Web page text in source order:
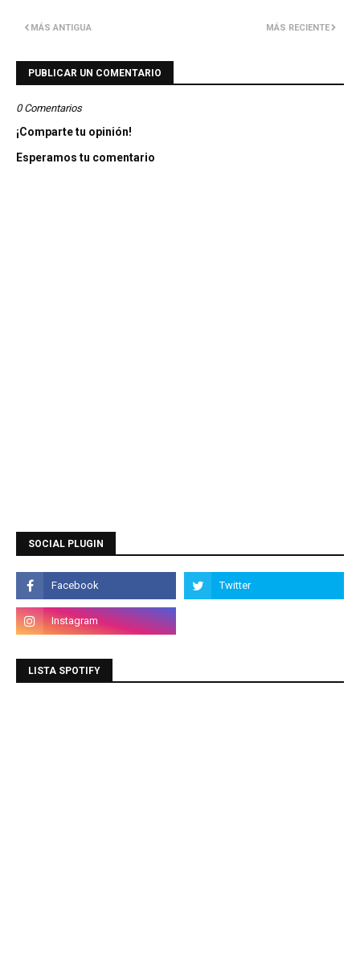
MÁS RECIENTE
MÁS ANTIGUA
PUBLICAR UN COMENTARIO
0 Comentarios
¡Comparte tu opinión!
Esperamos tu comentario
SOCIAL PLUGIN
LISTA SPOTIFY